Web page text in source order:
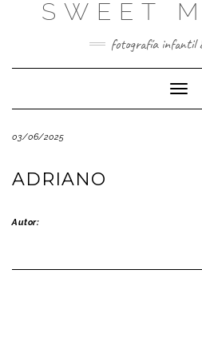
SWEET
fotografía infantil
03/06/2025
ADRIANO
Autor: